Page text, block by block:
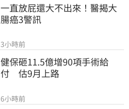
一直放屁還大不出來！醫揭大
腸癌3警訊
3小時前
健保砸11.5億增90項手術給
付　估9月上路
6小時前